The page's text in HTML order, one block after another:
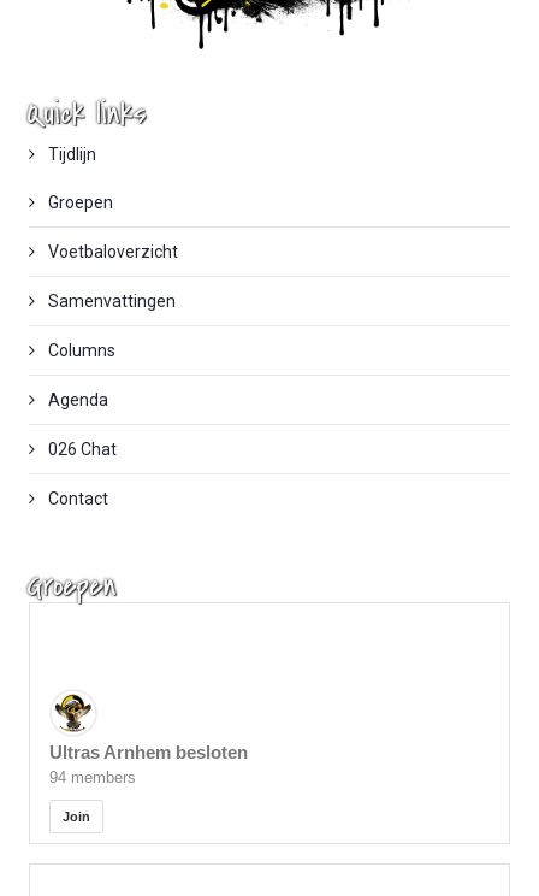
Quick links
Tijdlijn
Groepen
Voetbaloverzicht
Samenvattingen
Columns
Agenda
026 Chat
Contact
Groepen
Ultras Arnhem besloten
94 members
Join